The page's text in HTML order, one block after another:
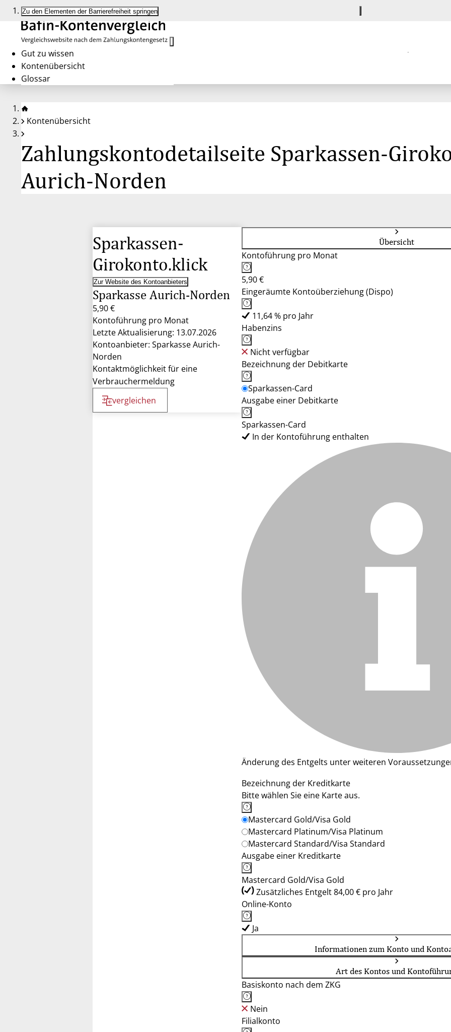
Zu den Elementen der Barrierefreiheit springen
Gut zu wissen
Kontenübersicht
Glossar
Kontenübersicht
Zahlungskontodetailseite Sparkassen-
Aurich-Norden
Sparkassen-
Girokonto.klick
Zur Website des Kontoanbieters
Sparkasse Aurich-Norden
5,90 €
Kontoführung pro Monat
Letzte Aktualisierung: 13.07.2026
Kontoanbieter: Sparkasse Aurich-
Norden
Kontaktmöglichkeit für eine
Verbrauchermeldung
vergleichen
Übersicht
Kontoführung pro Monat
5,90 €
Eingeräumte Kontoüberziehung (Dispo)
11,64 % pro Jahr
Habenzins
Nicht verfügbar
Bezeichnung der Debitkarte
Sparkassen-Card
Ausgabe einer Debitkarte
Sparkassen-Card
In der Kontoführung enthalten
Änderung des Entgelts unter weiteren
Bezeichnung der Kreditkarte
Bitte wählen Sie eine Karte aus.
Mastercard Gold/Visa Gold
Mastercard Platinum/Visa Platinum
Mastercard Standard/Visa Standard
Ausgabe einer Kreditkarte
Mastercard Gold/Visa Gold
Zusätzliches Entgelt 84,00 € pro Jahr
Online-Konto
Ja
Informationen zum Konto und
Art des Kontos und
Basiskonto nach dem ZKG
Nein
Filialkonto